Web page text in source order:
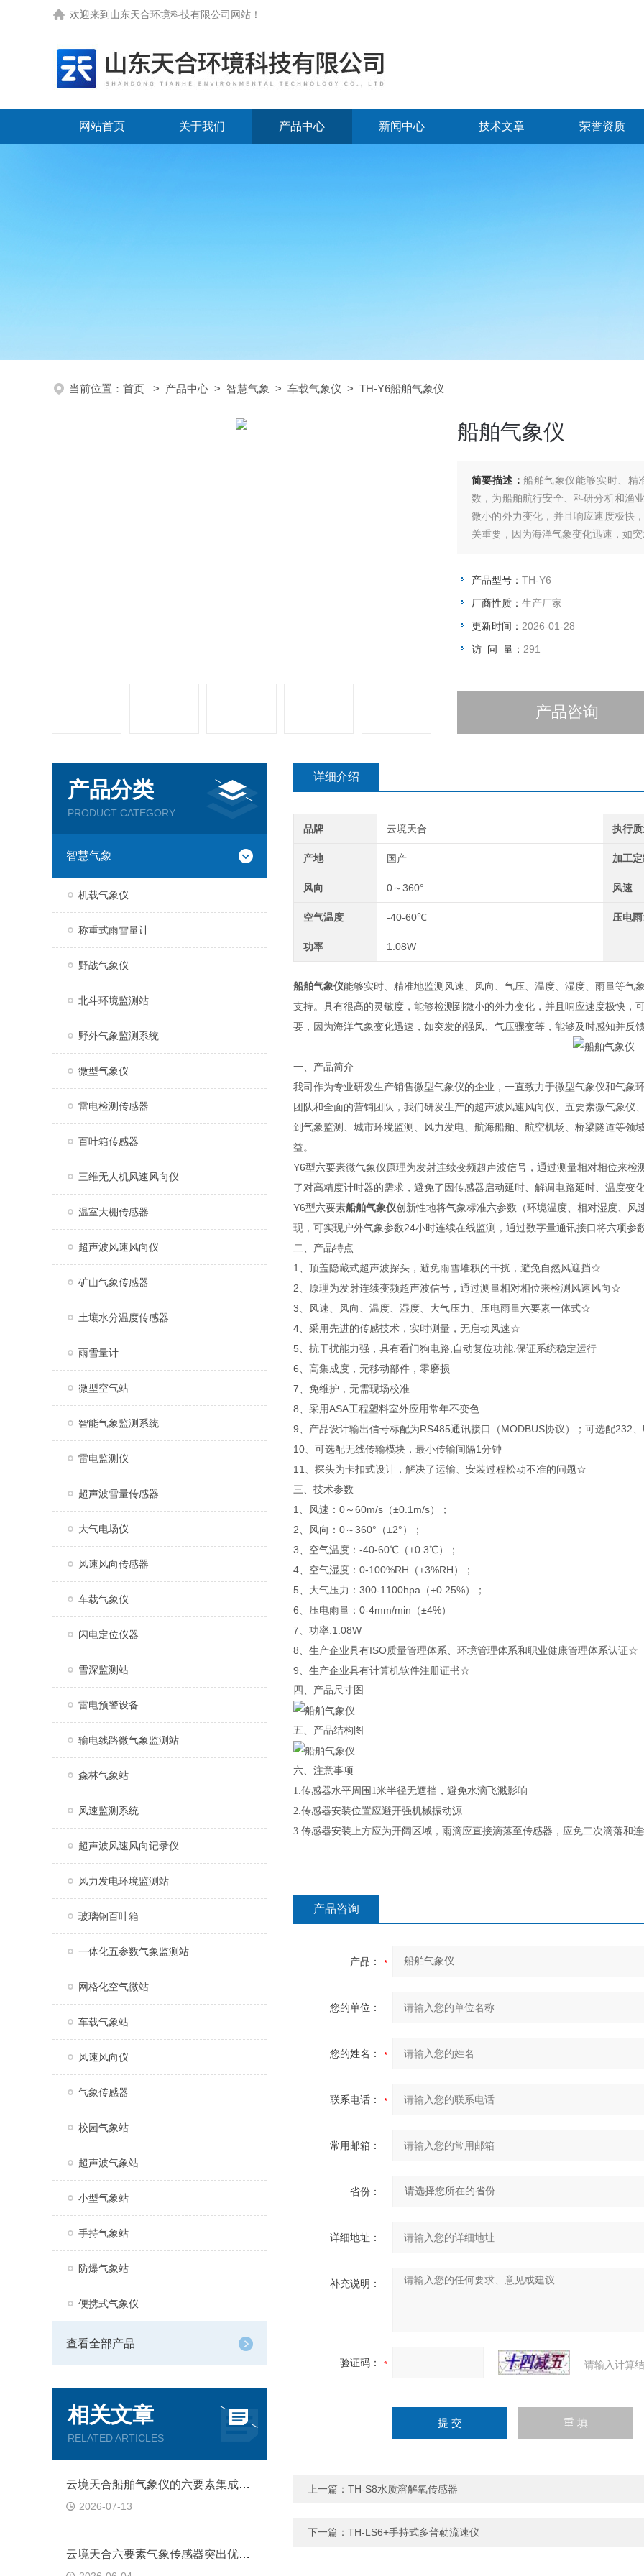
欢迎来到 山东天合环境科技有限公司网站 ！
网站首页 关于我们 产品中心 新闻中心 技术文章 荣誉资质
当前位置： 首页 > 产品中心 > 智慧气象 > 车载气象仪 > TH-Y6船舶气象仪
船舶气象仪
简要描述： 船舶气象仪能够实时、精
数，为船舶航行安全、科研分析和渔
微小的外力变化，并且响应速度极快
关重要，因为海洋气象变化迅速，如
产品型号： TH-Y6
厂商性质： 生产厂家
更新时间： 2026-01-28
访 问 量： 291
产品咨询
产品分类
PRODUCT CATEGORY
智慧气象
机载气象仪
称重式雨雪量计
野战气象仪
北斗环境监测站
野外气象监测系统
微型气象仪
雷电检测传感器
百叶箱传感器
三维无人机风速风向仪
温室大棚传感器
超声波风速风向仪
矿山气象传感器
土壤水分温度传感器
雨雪量计
微型空气站
智能气象监测系统
雷电监测仪
超声波雪量传感器
大气电场仪
风速风向传感器
车载气象仪
闪电定位仪器
雪深监测站
雷电预警设备
输电线路微气象监测站
森林气象站
风速监测系统
超声波风速风向记录仪
风力发电环境监测站
玻璃钢百叶箱
一体化五参数气象监测站
网格化空气微站
车载气象站
风速风向仪
气象传感器
校园气象站
超声波气象站
小型气象站
手持气象站
防爆气象站
便携式气象仪
查看全部产品
相关文章
RELATED ARTICLES
云境天合船舶气象仪的六要素集成省布线适配全类型船舶安装
2026-07-13
云境天合六要素气象传感器突出优势：六参数同步采集，高精度一体化设计
详细介绍
品牌 云境天合 执行
产地 国产 加工定
风向 0～360° 风速
空气温度 -40-60℃ 压电
功率 1.08W
船舶气象仪能够实时、精准地监测风速、风向、气压、温度、湿度、雨量等气
支持。具有很高的灵敏度，能够检测到微小的外力变化，并且响应速度极快，
要，因为海洋气象变化迅速，如突发的强风、气压骤变等，能够及时感知并反馈
一、产品简介
我司作为专业研发生产销售微型气象仪的企业，一直致力于微型气象仪和气象
团队和全面的营销团队，我们研发生产的超声波风速风向仪、五要素微气象仪
到气象监测、城市环境监测、风力发电、航海船舶、航空机场、桥梁隧道等领
益。
Y6型六要素微气象仪原理为发射连续变频超声波信号，通过测量相对相位来
了对高精度计时器的需求，避免了因传感器启动延时、解调电路延时、温度变
Y6型六要素船舶气象仪创新性地将气象标准六参数（环境温度、相对湿度、
现，可实现户外气象参数24小时连续在线监测，通过数字量通讯接口将六项参
二、产品特点
1、顶盖隐藏式超声波探头，避免雨雪堆积的干扰，避免自然风遮挡☆
2、原理为发射连续变频超声波信号，通过测量相对相位来检测风速风向☆
3、风速、风向、温度、湿度、大气压力、压电雨量六要素一体式☆
4、采用先进的传感技术，实时测量，无启动风速☆
5、抗干扰能力强，具有看门狗电路,自动复位功能,保证系统稳定运行
6、高集成度，无移动部件，零磨损
7、免维护，无需现场校准
8、采用ASA工程塑料室外应用常年不变色
9、产品设计输出信号标配为RS485通讯接口（MODBUS协议）；可选配232
10、可选配无线传输模块，最小传输间隔1分钟
11、探头为卡扣式设计，解决了运输、安装过程松动不准的问题☆
三、技术参数
1、风速：0～60m/s（±0.1m/s）；
2、风向：0～360°（±2°）；
3、空气温度：-40-60℃（±0.3℃）；
4、空气湿度：0-100%RH（±3%RH）；
5、大气压力：300-1100hpa（±0.25%）；
6、压电雨量：0-4mm/min（±4%）
7、功率:1.08W
8、生产企业具有ISO质量管理体系、环境管理体系和职业健康管理体系认证☆
9、生产企业具有计算机软件注册证书☆
四、产品尺寸图
五、产品结构图
六、注意事项
1.传感器水平周围1米半径无遮挡，避免水滴飞溅影响
2.传感器安装位置应避开强机械振动源
3.传感器安装上方应为开阔区域，雨滴应直接滴落至传感器，应免二次滴落和
产品咨询
产品：
您的单位：
您的姓名：
联系电话：
常用邮箱：
省份：
详细地址：
补充说明：
验证码： 请输入计算
上一篇： TH-S8水质溶解氧传感器
下一篇： TH-LS6+手持式多普勒流速仪